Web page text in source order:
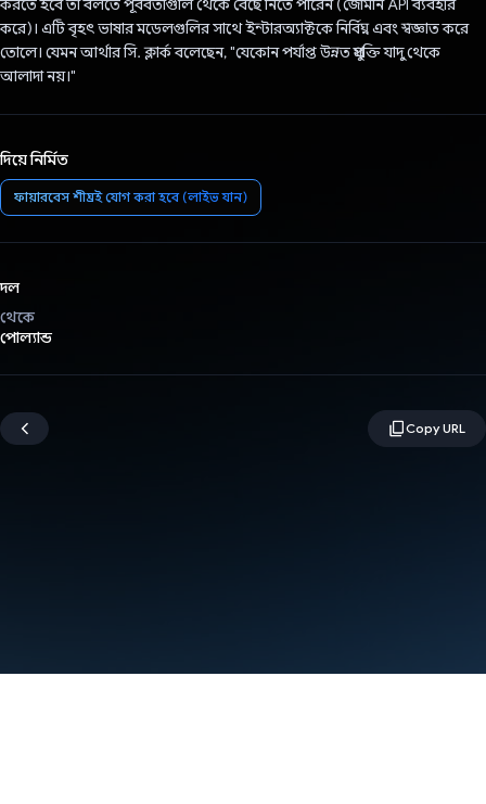
করতে হবে তা বলতে পূর্ববর্তীগুলি থেকে বেছে নিতে পারেন (জেমিনি API ব্যবহার
করে)। এটি বৃহৎ ভাষার মডেলগুলির সাথে ইন্টারঅ্যাক্টকে নির্বিঘ্ন এবং স্বজ্ঞাত করে
তোলে। যেমন আর্থার সি. ক্লার্ক বলেছেন, "যেকোন পর্যাপ্ত উন্নত প্রযুক্তি যাদু থেকে
আলাদা নয়।"
দিয়ে নির্মিত
ফায়ারবেস শীঘ্রই যোগ করা হবে (লাইভ যান)
দল
থেকে
পোল্যান্ড